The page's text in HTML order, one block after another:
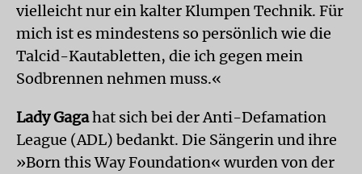
vielleicht nur ein kalter Klumpen Technik. Für
mich ist es mindestens so persönlich wie die
Talcid-Kautabletten, die ich gegen mein
Sodbrennen nehmen muss.«
Lady Gagahat sich bei der Anti-Defamation
League (ADL) bedankt. Die Sängerin und ihre
»Born this Way Foundation« wurden von der